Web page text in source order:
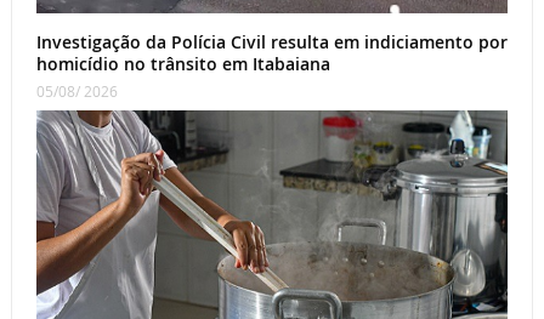
Investigação da Polícia Civil resulta em indiciamento por
homicídio no trânsito em Itabaiana
05/08/ 2026